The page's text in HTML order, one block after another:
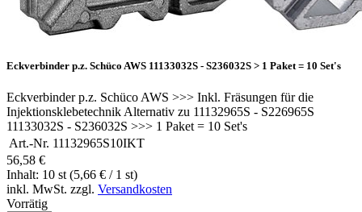
Eckverbinder p.z. Schüco AWS 11133032S - S236032S > 1 Paket = 10 Set's
Eckverbinder p.z. Schüco AWS >>> Inkl. Fräsungen für die
Injektionsklebetechnik Alternativ zu 11132965S - S226965S
11133032S - S236032S >>> 1 Paket = 10 Set's
Art.-Nr. 11132965S10IKT
56,58 €
Inhalt: 10 st (5,66 € / 1 st)
inkl. MwSt. zzgl. Versandkosten
Vorrätig